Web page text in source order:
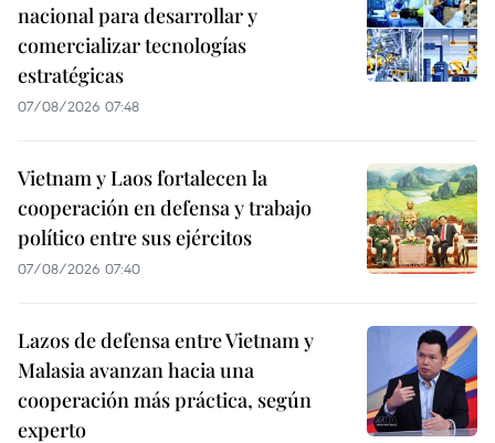
nacional para desarrollar y
comercializar tecnologías
estratégicas
07/08/2026 07:48
Vietnam y Laos fortalecen la
cooperación en defensa y trabajo
político entre sus ejércitos
07/08/2026 07:40
Lazos de defensa entre Vietnam y
Malasia avanzan hacia una
cooperación más práctica, según
experto